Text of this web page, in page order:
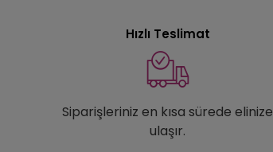
Hızlı Teslimat
Siparişleriniz en kısa sürede elinize
ulaşır.